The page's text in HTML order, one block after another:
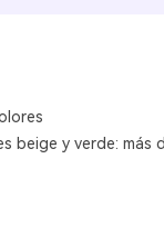
beige y verde: más